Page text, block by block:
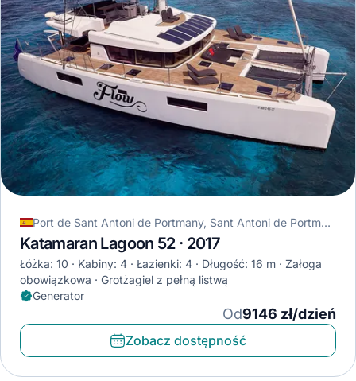
Port de Sant Antoni de Portmany, Sant Antoni de Portmany, Hiszpania
Katamaran Lagoon 52 · 2017
Łóżka: 10 Kabiny: 4 Łazienki: 4 Długość: 16 m
Załoga
obowiązkowa
Grotżagiel z pełną listwą
Generator
Od9146 zł/dzień
Zobacz dostępność